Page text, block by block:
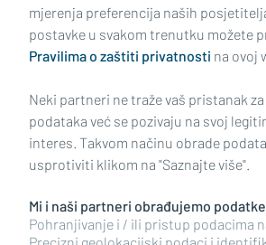
Impressum Uvjeti korištenja Politika
Politika kolačića Kontakt Pritužbe
Oglašavanje
RUBRIKE
BRODSKO-POSAVSKA ŽUPANIJA
mjerenja preferencija naših
postavke u svakom trenutku možete
Pravilima o zaštiti privatnosti na ovoj
Neki partneri ne traže vaš pristanak
podataka već se pozivaju na svoj
interes. Takvom načinu obrade
usprotiviti klikom na "Saznajte više".
Mi i naši partneri obrađujemo
Pohranjivanje i / ili pristup podacima